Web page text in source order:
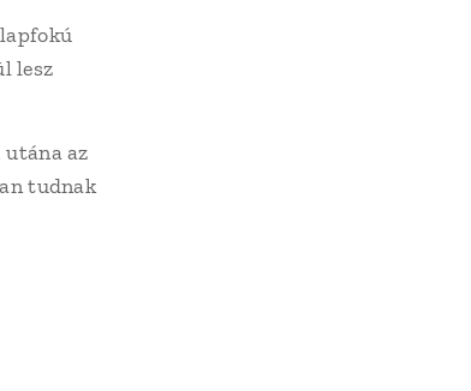
lesz
utána az
tudnak